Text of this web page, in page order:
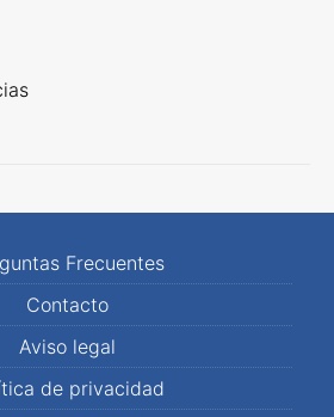
Frecuentes
Contacto
Aviso legal
de privacidad